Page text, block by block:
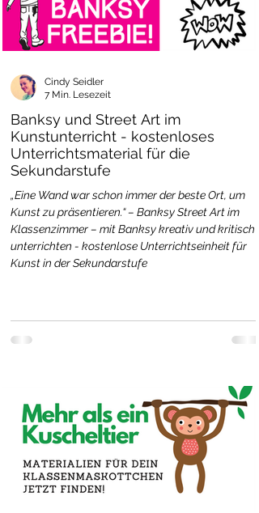
Banksy und Street Art im
Kunstunterricht - kostenloses
Unterrichtsmaterial für die
Sekundarstufe
„Eine Wand war schon immer der beste Ort, um
Kunst zu präsentieren.“ – Banksy Street Art im
Klassenzimmer – mit Banksy kreativ und kritisch
unterrichten - kostenlose Unterrichtseinheit für
Kunst in der Sekundarstufe
Cindy Seidler
7 Min. Lesezeit